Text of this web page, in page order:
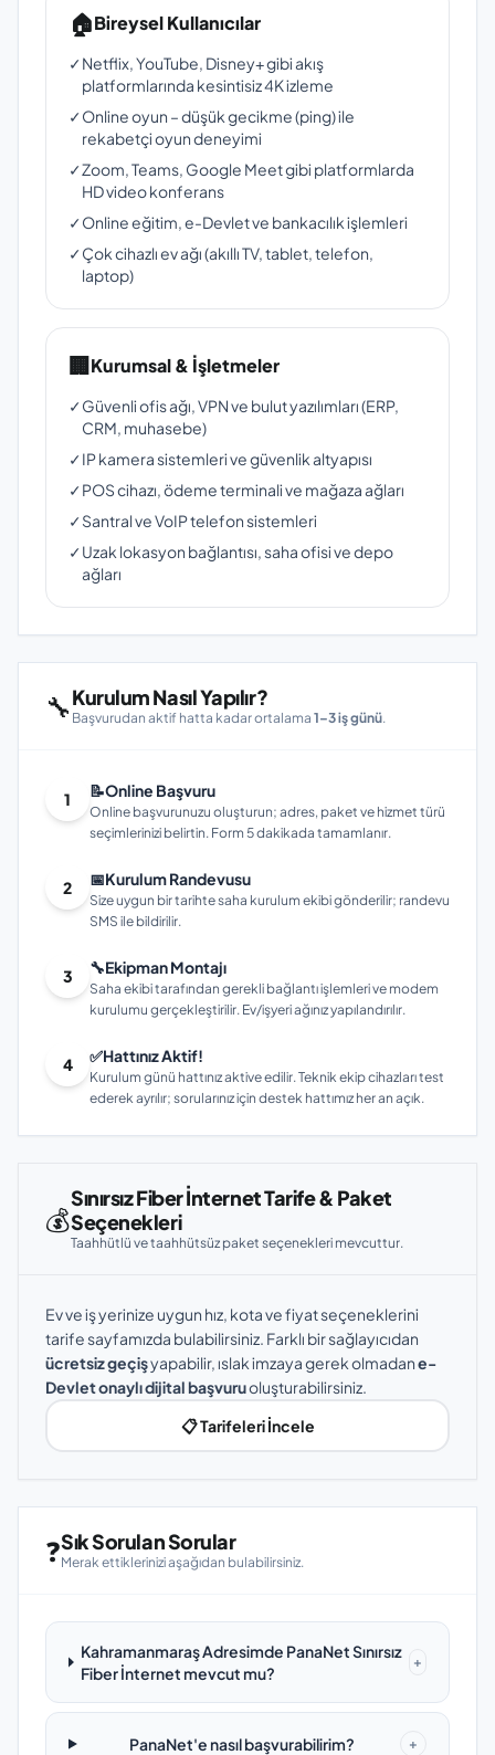
🏠Bireysel Kullanıcılar
✓Netflix, YouTube, Disney+ gibi akış
platformlarında kesintisiz 4K izleme
✓Online oyun – düşük gecikme (ping) ile
rekabetçi oyun deneyimi
✓Zoom, Teams, Google Meet gibi platformlarda
HD video konferans
✓Online eğitim, e-Devlet ve bankacılık işlemleri
✓Çok cihazlı ev ağı (akıllı TV, tablet, telefon,
laptop)
🏢Kurumsal & İşletmeler
✓Güvenli ofis ağı, VPN ve bulut yazılımları (ERP,
CRM, muhasebe)
✓IP kamera sistemleri ve güvenlik altyapısı
✓POS cihazı, ödeme terminali ve mağaza ağları
✓Santral ve VoIP telefon sistemleri
✓Uzak lokasyon bağlantısı, saha ofisi ve depo
ağları
🔧Kurulum Nasıl Yapılır?
Başvurudan aktif hatta kadar ortalama 1–3 iş günü.
1 📝Online Başvuru
Online başvurunuzu oluşturun; adres, paket ve hizmet türü
seçimlerinizi belirtin. Form 5 dakikada tamamlanır.
2 📅Kurulum Randevusu
Size uygun bir tarihte saha kurulum ekibi gönderilir; randevu
SMS ile bildirilir.
3 🔧Ekipman Montajı
Saha ekibi tarafından gerekli bağlantı işlemleri ve modem
kurulumu gerçekleştirilir. Ev/işyeri ağınız yapılandırılır.
4 ✅Hattınız Aktif!
Kurulum günü hattınız aktive edilir. Teknik ekip cihazları test
ederek ayrılır; sorularınız için destek hattımız her an açık.
💰
Sınırsız Fiber İnternet Tarife & Paket
Seçenekleri
Taahhütlü ve taahhütsüz paket seçenekleri mevcuttur.
Ev ve iş yerinize uygun hız, kota ve fiyat seçeneklerini
tarife sayfamızda bulabilirsiniz. Farklı bir sağlayıcıdan
ücretsiz geçişyapabilir, ıslak imzaya gerek olmadane-
Devlet onaylı dijital başvuruoluşturabilirsiniz.
📋 Tarifeleri İncele
❓Sık Sorulan Sorular
Merak ettiklerinizi aşağıdan bulabilirsiniz.
Kahramanmaraş Adresimde PanaNet Sınırsız
Fiber İnternet mevcut mu?
+
PanaNet'e nasıl başvurabilirim? +